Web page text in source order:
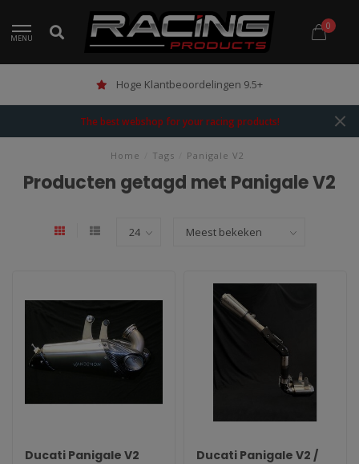
MENU
0
Hoge Klantbeoordelingen 9.5+
The best webshop for your racing products!
Home Tags Panigale V2
Producten getagd met Panigale V2
Ducati Panigale V2
Ducati Panigale V2 /